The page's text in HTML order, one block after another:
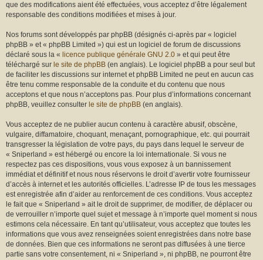
que des modifications aient été effectuées, vous acceptez d’être légalement
responsable des conditions modifiées et mises à jour.
Nos forums sont développés par phpBB (désignés ci-après par « logiciel
phpBB » et « phpBB Limited ») qui est un logiciel de forum de discussions
déclaré sous la « licence publique générale GNU 2.0 » et qui peut être
téléchargé sur le site de phpBB (en anglais). Le logiciel phpBB a pour seul but
de faciliter les discussions sur internet et phpBB Limited ne peut en aucun cas
être tenu comme responsable de la conduite et du contenu que nous
acceptons et que nous n’acceptons pas. Pour plus d’informations concernant
phpBB, veuillez consulter le site de phpBB (en anglais).
Vous acceptez de ne publier aucun contenu à caractère abusif, obscène,
vulgaire, diffamatoire, choquant, menaçant, pornographique, etc. qui pourrait
transgresser la législation de votre pays, du pays dans lequel le serveur de
« Sniperland » est hébergé ou encore la loi internationale. Si vous ne
respectez pas ces dispositions, vous vous exposez à un bannissement
immédiat et définitif et nous nous réservons le droit d’avertir votre fournisseur
d’accès à internet et les autorités officielles. L’adresse IP de tous les messages
est enregistrée afin d’aider au renforcement de ces conditions. Vous acceptez
le fait que « Sniperland » ait le droit de supprimer, de modifier, de déplacer ou
de verrouiller n’importe quel sujet et message à n’importe quel moment si nous
estimons cela nécessaire. En tant qu’utilisateur, vous acceptez que toutes les
informations que vous avez renseignées soient enregistrées dans notre base
de données. Bien que ces informations ne seront pas diffusées à une tierce
partie sans votre consentement, ni « Sniperland », ni phpBB, ne pourront être